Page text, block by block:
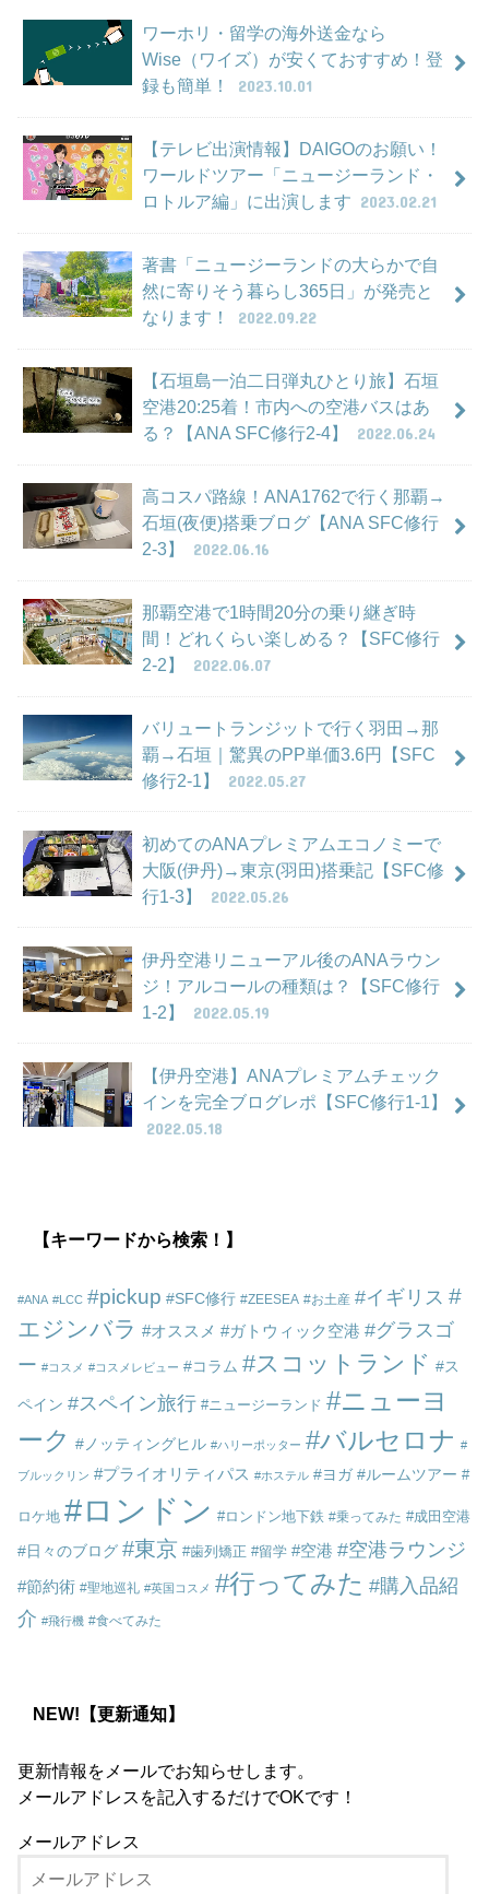
ワーホリ・留学の海外送金なら
Wise（ワイズ）が安くておすすめ！登
録も簡単！
2023.10.01
【テレビ出演情報】DAIGOのお願い！
ワールドツアー「ニュージーランド・
ロトルア編」に出演します 2023.02.21
著書「ニュージーランドの大らかで自
然に寄りそう暮らし365日」が発売と
なります！
2022.09.22
【石垣島一泊二日弾丸ひとり旅】石垣
空港20:25着！市内への空港バスはあ
る？【ANA SFC修行2-4】
2022.06.24
高コスパ路線！ANA1762で行く那覇→
石垣(夜便)搭乗ブログ【ANA SFC修行
2-3】
2022.06.16
那覇空港で1時間20分の乗り継ぎ時
間！どれくらい楽しめる？【SFC修行
2-2】
2022.06.07
バリュートランジットで行く羽田→那
覇→石垣｜驚異のPP単価3.6円【SFC
修行2-1】
2022.05.27
初めてのANAプレミアムエコノミーで
大阪(伊丹)→東京(羽田)搭乗記【SFC修
行1-3】
2022.05.26
伊丹空港リニューアル後のANAラウン
ジ！アルコールの種類は？【SFC修行
1-2】
2022.05.19
【伊丹空港】ANAプレミアムチェック
インを完全ブログレポ【SFC修行1-1】
2022.05.18
【キーワードから検索！】
ANA LCC pickup SFC修行 ZEESEA お土産 イギリス
エジンバラ オススメ ガトウィック空港
グラスゴ
ー
コスメ コスメレビュー コラム スコットランド ス
ペイン スペイン旅行 ニュージーランド
ニューヨ
ーク
ノッティングヒル ハリーポッター バルセロナ
ブルックリン プライオリティパス ホステル ヨガ ルームツアー
ロケ地 ロンドン ロンドン地下鉄 乗ってみた 成田空港
日々のブログ 東京 歯列矯正 留学 空港 空港ラウンジ
節約術 聖地巡礼 英国コスメ 行ってみた
購入品紹
介
飛行機 食べてみた
NEW!【更新通知】
更新情報をメールでお知らせします。
メールアドレスを記入するだけでOKです！
メールアドレス